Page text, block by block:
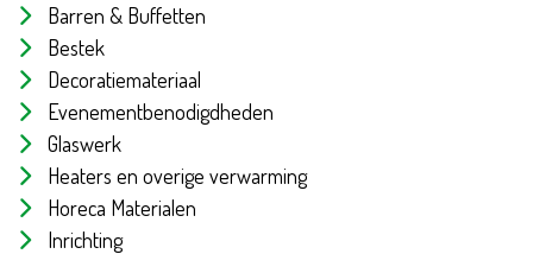
Barren & Buffetten
Bestek
Decoratiemateriaal
Evenementbenodigdheden
Glaswerk
Heaters en overige verwarming
Horeca Materialen
Inrichting